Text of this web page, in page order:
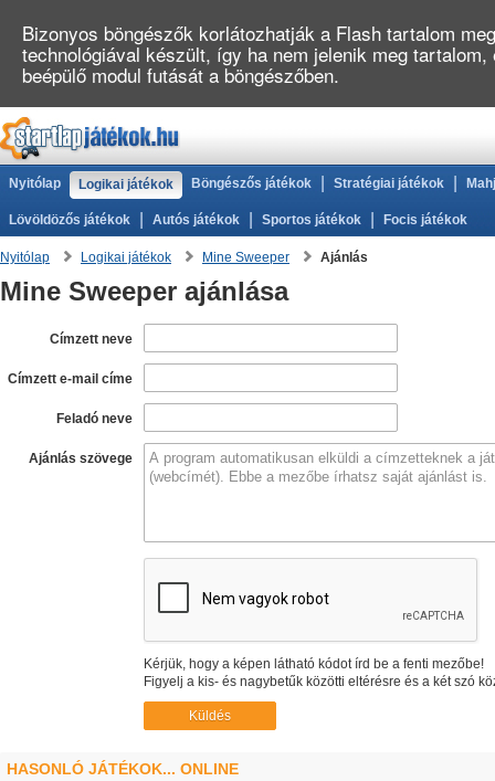
Nyitólap Logikai játékok Böngészős játékok Stratégiai játékok
Lövöldözős játékok Autós játékok Sportos játékok Focis játékok
Nyitólap Logikai játékok Mine Sweeper Ajánlás
Mine Sweeper ajánlása
Címzett neve
Címzett e-mail címe
Feladó neve
Ajánlás szövege
Kérjük, hogy a képen látható kódot írd be a fenti mezőbe!
Figyelj a kis- és nagybetűk közötti eltérésre és a két szó
HASONLÓ JÁTÉKOK... ONLINE
Bizonyos böngészők korlátozhatják a Flash tartalom
technológiával készült, így ha nem jelenik meg
beépülő modul futását a böngészőben.